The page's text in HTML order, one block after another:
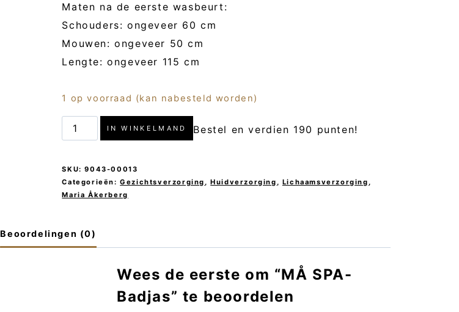
Maten na de eerste wasbeurt:
Schouders: ongeveer 60 cm
Mouwen: ongeveer 50 cm
Lengte: ongeveer 115 cm
1 op voorraad (kan nabesteld worden)
MÅ
SPA-
aantal
IN WINKELMAND Bestel en verdien 190 punten!
SKU:9043-00013
Categorieën:Gezichtsverzorging ,Huidverzorging , Lichaamsverzorging ,
Maria Åkerberg
Beoordelingen (0)
Wees de eerste om “MÅ SPA-
Badjas” te beoordelen